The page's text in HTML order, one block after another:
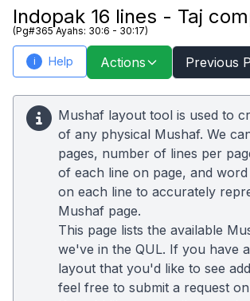
Indopak 16 lines - Taj
(Pg#365 Ayahs: 30:6 - 30:17)
i Help Actions Previous
Mushaf layout tool is used to
of any physical Mushaf. We
pages, number of lines per
of each line on page, and
on each line to accurately
Mushaf page.
This page lists the available
we've in the QUL. If you have
layout that you'd like to see
feel free to submit a request on